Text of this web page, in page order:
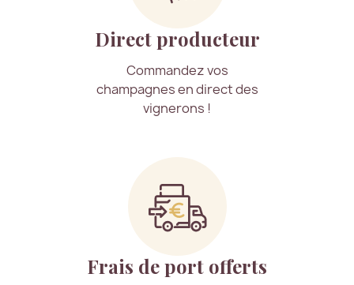
Direct producteur
Commandez vos
champagnes en direct des
vignerons !
Frais de port offerts